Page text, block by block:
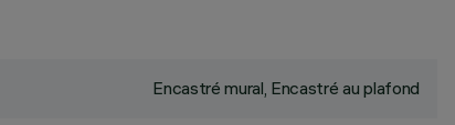
Encastré mural, Encastré au plafond